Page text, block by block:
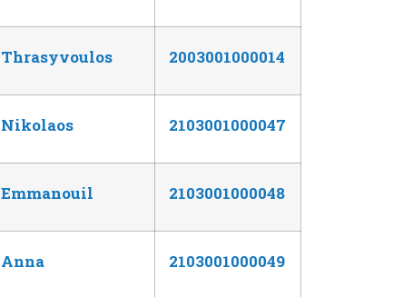
Thrasyvoulos 2003001000014
Nikolaos 2103001000047
Emmanouil 2103001000048
Anna 2103001000049